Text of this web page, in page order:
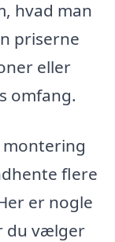
hvad man
priserne
eller
omfang.
montering
flere
er nogle
du vælger